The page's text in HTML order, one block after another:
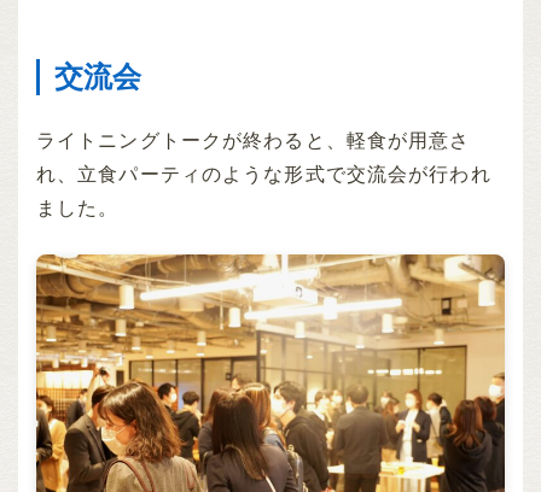
交流会
ライトニングトークが終わると、軽食が用意さ
れ、立食パーティのような形式で交流会が行われ
ました。